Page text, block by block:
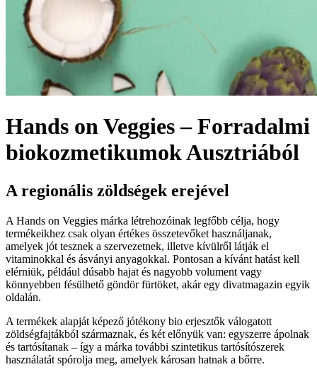
Hands on Veggies – Forradalmi
biokozmetikumok Ausztriából
A regionális zöldségek erejével
A Hands on Veggies márka létrehozóinak legfőbb célja, hogy
termékeikhez csak olyan értékes összetevőket használjanak,
amelyek jót tesznek a szervezetnek, illetve kívülről látják el
vitaminokkal és ásványi anyagokkal. Pontosan a kívánt hatást kell
elérniük, például dúsabb hajat és nagyobb volument vagy
könnyebben fésülhető göndör fürtöket, akár egy divatmagazin egyik
oldalán.
A termékek alapját képező jótékony bio erjesztők válogatott
zöldségfajtákból származnak, és két előnyük van: egyszerre ápolnak
és tartósítanak – így a márka további szintetikus tartósítószerek
használatát spórolja meg, amelyek károsan hatnak a bőrre.